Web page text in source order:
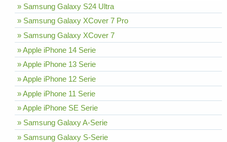
» Samsung Galaxy S24 Ultra
» Samsung Galaxy XCover 7 Pro
» Samsung Galaxy XCover 7
» Apple iPhone 14 Serie
» Apple iPhone 13 Serie
» Apple iPhone 12 Serie
» Apple iPhone 11 Serie
» Apple iPhone SE Serie
» Samsung Galaxy A-Serie
» Samsung Galaxy S-Serie